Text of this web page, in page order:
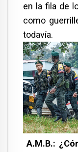
en la fila de
como
todavía.
A.M.B.: